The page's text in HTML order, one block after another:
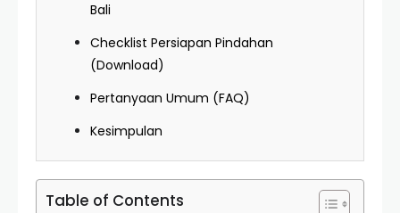
Bali
Checklist Persiapan Pindahan
(Download)
Pertanyaan Umum (FAQ)
Kesimpulan
Table of Contents